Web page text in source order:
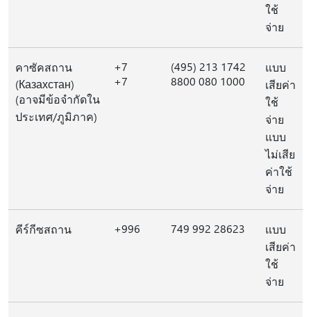
ใช้
จ่าย
คาซัคสถาน
(Казахстан)
(อาจมีข้อจํากัดใน
ประเทศ/ภูมิภาค)
+7
+7
(495) 213 1742
8800 080 1000
แบบ
เสียค่า
ใช้
จ่าย
แบบ
ไม่เสีย
ค่าใช้
จ่าย
คีร์กีซสถาน +996 749 992 28623
แบบ
เสียค่า
ใช้
จ่าย